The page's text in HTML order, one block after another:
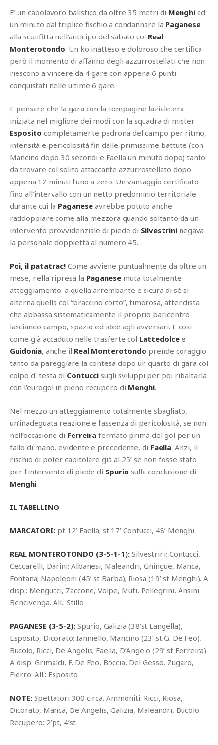
E’ un capolavoro balistico da oltre 35 metri di Menghi ad
un minuto dal triplice fischio a condannare la Paganese
alla sconfitta nell’anticipo del sabato col Real
Monterotondo. Un ko inatteso e doloroso che certifica
però il momento di affanno degli azzurrostellati che non
riescono a vincere da 4 gare con appena 6 punti
conquistati nelle ultime 6 gare.
E pensare che la gara con la compagine laziale era
iniziata nel migliore dei modi con la squadra di mister
Esposito completamente padrona del campo per ritmo,
intensità e pericolosità fin dalle primissime battute (con
Mancino dopo 30 secondi e Faella un minuto dopo) tanto
da trovare col solito attaccante azzurrostellato dopo
appena 12 minuti l’uno a zero. Un vantaggio certificato
fino all’intervallo con un netto predominio territoriale
durante cui la Paganese avrebbe potuto anche
raddoppiare come alla mezzora quando soltanto da un
intervento provvidenziale di piede di Silvestrini negava
la personale doppietta al numero 45.
Poi, il patatrac! Come avviene puntualmente da oltre un
mese, nella ripresa la Paganese muta totalmente
atteggiamento: a quella arrembante e sicura di sé si
alterna quella col “braccino corto”, timorosa, attendista
che abbassa sistematicamente il proprio baricentro
lasciando campo, spazio ed idee agli avversari. E cosi
come già accaduto nelle trasferte col Lattedolce e
Guidonia, anche il Real Monterotondo prende coraggio
tanto da pareggiare la contesa dopo un quarto di gara col
colpo di testa di Contucci sugli sviluppi per poi ribaltarla
con l’eurogol in pieno recupero di Menghi.
Nel mezzo un atteggiamento totalmente sbagliato,
un’inadeguata reazione e l’assenza di pericolosità, se non
nell’occasione di Ferreira fermato prima del gol per un
fallo di mano, evidente e precedente, di Faella. Anzi, il
rischio di poter capitolare già al 25’ se non fosse stato
per l’intervento di piede di Spurio sulla conclusione di
Menghi.
IL TABELLINO
MARCATORI: pt 12’ Faella; st 17’ Contucci, 48’ Menghi
REAL MONTEROTONDO (3-5-1-1): Silvestrini; Contucci,
Ceccarelli, Darini; Albanesi, Maleandri, Gningue, Manca,
Fontana; Napoleoni (45’ st Barba); Riosa (19’ st Menghi). A
disp.: Mengucci, Zaccone, Volpe, Muti, Pellegrini, Ansini,
Bencivenga. All.: Stillo
PAGANESE (3-5-2): Spurio, Galizia (38’st Langella),
Esposito, Dicorato; Ianniello, Mancino (23’ st G. De Feo),
Bucolo, Ricci, De Angelis; Faella, D’Angelo (29’ st Ferreira).
A disp: Grimaldi, F. De Feo, Boccia, Del Gesso, Zugaro,
Fierro. All.: Esposito
NOTE: Spettatori 300 circa. Ammoniti: Ricci, Riosa,
Dicorato, Manca, De Angelis, Galizia, Maleandri, Bucolo.
Recupero: 2’pt, 4’st